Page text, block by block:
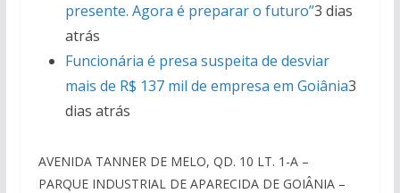
presente. Agora é preparar o futuro”3 dias
atrás
Funcionária é presa suspeita de desviar
mais de R$ 137 mil de empresa em Goiânia3
dias atrás
AVENIDA TANNER DE MELO, QD. 10 LT. 1-A –
PARQUE INDUSTRIAL DE APARECIDA DE GOIÂNIA –